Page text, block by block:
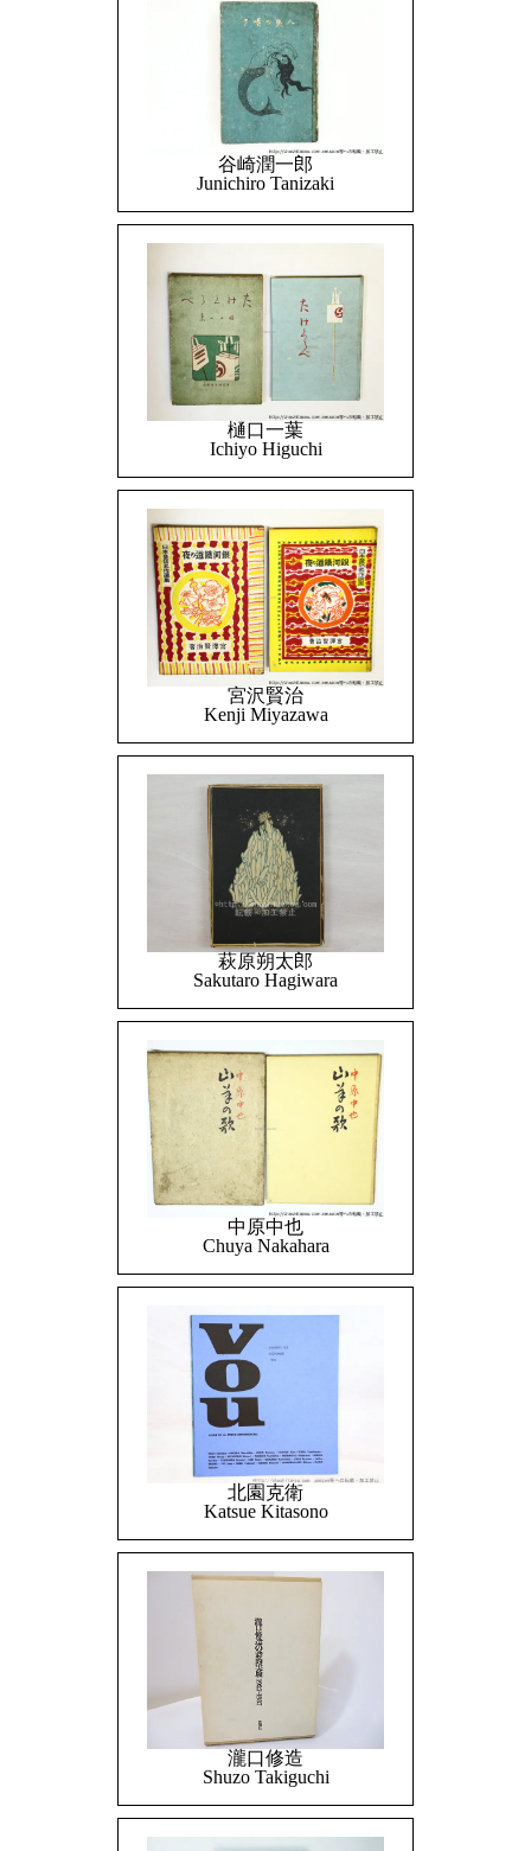
谷崎潤一郎
Junichiro Tanizaki
樋口一葉
Ichiyo Higuchi
宮沢賢治
Kenji Miyazawa
萩原朔太郎
Sakutaro Hagiwara
中原中也
Chuya Nakahara
北園克衛
Katsue Kitasono
瀧口修造
Shuzo Takiguchi